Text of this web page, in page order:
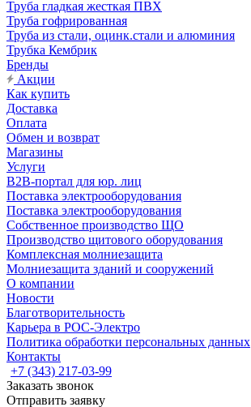
Труба гладкая жесткая ПВХ
Труба гофрированная
Труба из стали, оцинк.стали и алюминия
Трубка Кембрик
Бренды
Акции
Как купить
Доставка
Оплата
Обмен и возврат
Магазины
Услуги
B2B-портал для юр. лиц
Поставка электрооборудования
Поставка электрооборудования
Собственное производство ЩО
Производство щитового оборудования
Комплексная молниезащита
Молниезащита зданий и сооружений
О компании
Новости
Благотворительность
Карьера в РОС-Электро
Политика обработки персональных данных
Контакты
+7 (343) 217-03-99
Заказать звонок
Отправить заявку